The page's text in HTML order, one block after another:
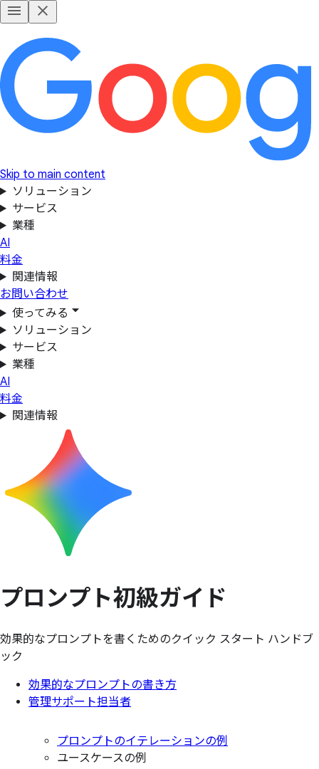
Skip to main content
ソリューション
サービス
業種
AI
料金
関連情報
お問い合わせ
使ってみる
ソリューション
サービス
業種
AI
料金
関連情報
プロンプト初級ガイド
効果的なプロンプトを書くためのクイック スタート ハンドブ
ック
効果的なプロンプトの書き方
管理サポート担当者
プロンプトのイテレーションの例
ユースケースの例